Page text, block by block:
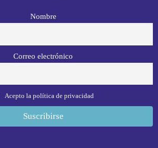
Nombre
Correo electrónico
Acepto la política de privacidad